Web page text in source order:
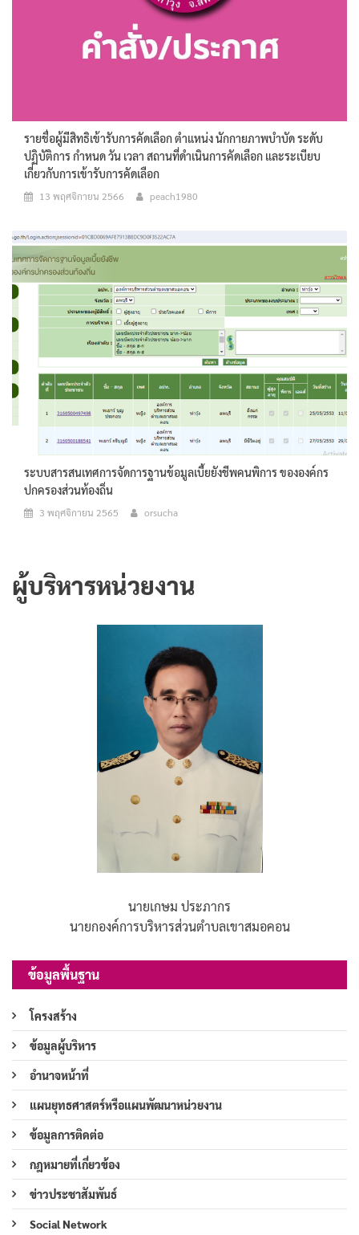
รายชื่อผู้มีสิทธิเข้ารับการคัดเลือก ตำแหน่ง นักกายภาพบำบัด ระดับ
ปฏิบัติการ กำหนด วัน เวลา สถานที่ดำเนินการคัดเลือก และระเบียบ
เกี่ยวกับการเข้ารับการคัดเลือก
13 พฤศจิกายน 2566 peach1980
ระบบสารสนเทศการจัดการฐานข้อมูลเบี้ยยังชีพคนพิการ ขององค์กร
ปกครองส่วนท้องถิ่น
3 พฤศจิกายน 2565 orsucha
ผู้บริหารหน่วยงาน
นายเกษม ประภากร
นายกองค์การบริหารส่วนตำบลเขาสมอคอน
ข้อมูลพื้นฐาน
โครงสร้าง
ข้อมูลผู้บริหาร
อำนาจหน้าที่
แผนยุทธศาสตร์หรือแผนพัฒนาหน่วยงาน
ข้อมูลการติดต่อ
กฎหมายที่เกี่ยวข้อง
ข่าวประชาสัมพันธ์
Social Network